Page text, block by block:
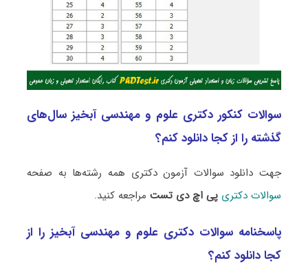
سوالات کنکور دکتری علوم و مهندسی آبخیز سال‌های
گذشته را از کجا دانلود کنم؟
جهت دانلود سوالات آزمون دکتری همه رشته‌ها به صفحه
سوالات دکتری پی اچ دی تستمراجعه کنید.
پاسخنامه سوالات دکتری علوم و مهندسی آبخیز را از
کجا دانلود کنم؟